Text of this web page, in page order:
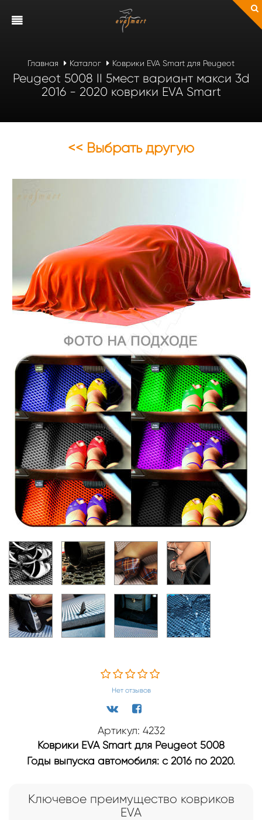
Главная Каталог Коврики EVA Smart для Peugeot
Peugeot 5008 II 5мест вариант макси 3d
2016 - 2020 коврики EVA Smart
<< Выбрать другую
Нет отзывов
Артикул: 4232
Коврики EVA Smart для Peugeot 5008
Годы выпуска автомобиля: с 2016 по 2020.
Ключевое преимущество ковриков
EVA